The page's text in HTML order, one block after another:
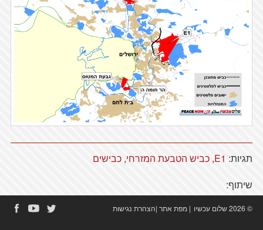
תגיות: E1
, כביש הטבעת המזרחי, כבישים
שיתוף:
© 2026 שלום עכשיו | מפת אתר|הצהרת נגישות